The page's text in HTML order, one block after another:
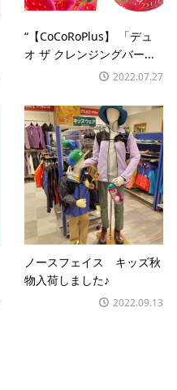
“【CoCoRoPlus】 「デュ
オ ザ クレンジングバー...
2022.07.27
ノースフェイス キッズ秋
物入荷しました♪
2022.09.13